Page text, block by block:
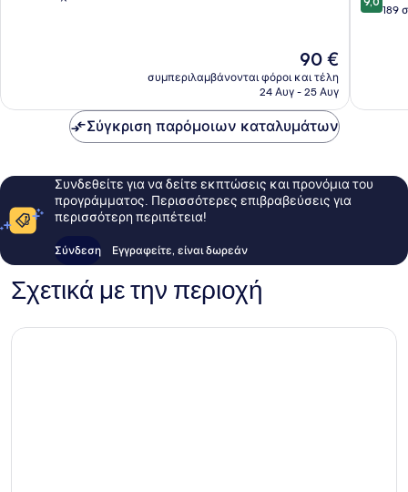
Η
τιμή
είναι
90 €
συμπεριλαμβάνονται φόροι και τέλη
24 Αυγ - 25 Αυγ
στα189
Σύγκριση παρόμοιων καταλυμάτων
Συνδεθείτε για να δείτε εκπτώσεις και προνόμια του
προγράμματος. Περισσότερες επιβραβεύσεις για
περισσότερη περιπέτεια!
Σύνδεση Εγγραφείτε, είναι δωρεάν
Σχετικά με την περιοχή